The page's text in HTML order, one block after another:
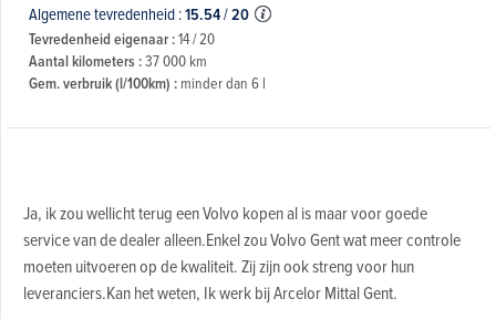
Algemene tevredenheid :15.54/20
Tevredenheid eigenaar :14 / 20
Aantal kilometers :37 000 km
Gem. verbruik (l/100km) :minder dan 6 l
Ja, ik zou wellicht terug een Volvo kopen al is maar voor goede
service van de dealer alleen.Enkel zou Volvo Gent wat meer controle
moeten uitvoeren op de kwaliteit. Zij zijn ook streng voor hun
leveranciers.Kan het weten, Ik werk bij Arcelor Mittal Gent.